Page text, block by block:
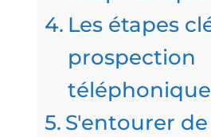
Les étapes
prospection
téléphonique
S'entourer de